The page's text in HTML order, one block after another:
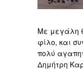
Με μεγάλη
φίλο, και
πολύ
Δημήτρη